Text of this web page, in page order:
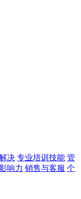
决 专业培训技能 管
响力 销售与客服 个